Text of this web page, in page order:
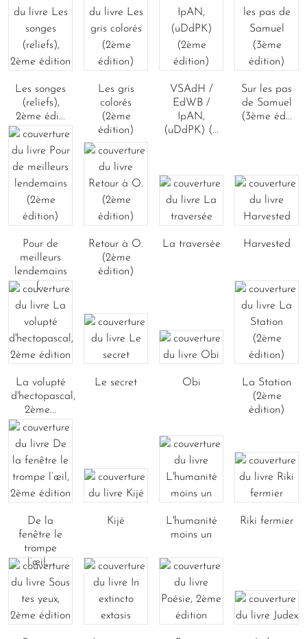
Les songes
(reliefs),
2ème édi...
Les gris
colorés
(2ème
édition)
VSAdH /
EdWB /
IpAN,
(uDdPK) (...
Sur les pas
de Samuel
(3ème éd...
Pour de
meilleurs
lendemains
(...
Retour à O.
(2ème
édition)
La traversée Harvested
La volupté
d'hectopascal,
2ème...
Le secret Obi
La Station
(2ème
édition)
De la
fenêtre le
trompe
l’œil,...
Kijé
L'humanité
moins un
Riki fermier